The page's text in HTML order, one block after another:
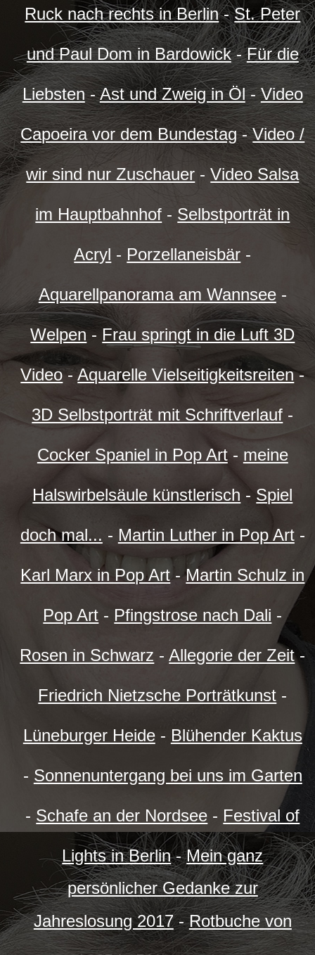
Ruck nach rechts in Berlin-St. Peter
und Paul Dom in Bardowick-Für die
Liebsten-Ast und Zweig in Öl -Video
Capoeira vor dem Bundestag-Video /
wir sind nur Zuschauer -Video Salsa
im Hauptbahnhof - Selbstporträt in
Acryl - Porzellaneisbär -
Aquarellpanorama am Wannsee-
Welpen- Frau springt in die Luft 3D
Video-Aquarelle Vielseitigkeitsreiten-
3D Selbstporträt mit Schriftverlauf -
Cocker Spaniel in Pop Art- meine
Halswirbelsäule künstlerisch - Spiel
doch mal... - Martin Luther in Pop Art-
Karl Marx in Pop Art -Martin Schulz in
Pop Art - Pfingstrose nach Dali -
Rosen in Schwarz -Allegorie der Zeit-
Friedrich Nietzsche Porträtkunst -
Lüneburger Heide- Blühender Kaktus
- Sonnenuntergang bei uns im Garten
- Schafe an der Nordsee - Festival of
Lights in Berlin-Mein ganz
persönlicher Gedanke zur
Jahreslosung 2017-Rotbuche von